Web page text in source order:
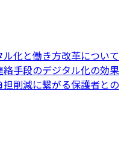
化と働き方改革について
手段のデジタル化の効果
削減に繋がる保護者との